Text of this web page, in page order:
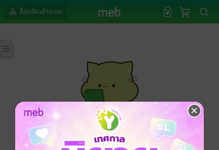
ล็อกอินเข้าระบบ
กรุณาเข้าสู่ระบบก่อนดำเนินรายการด้วยค่ะ